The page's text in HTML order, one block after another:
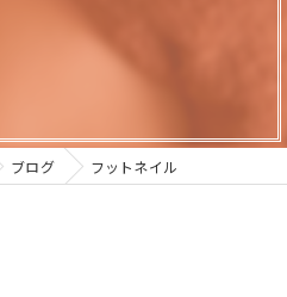
ブログ フットネイル